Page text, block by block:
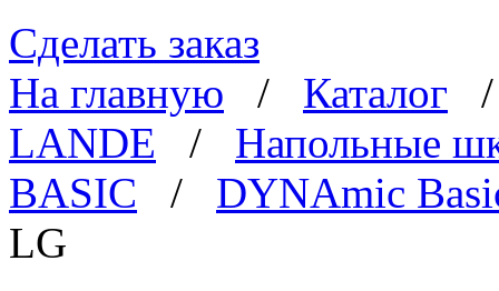
Сделать заказ
На главную / Каталог
LANDE / Напольные
BASIC / DYNAmic
LG